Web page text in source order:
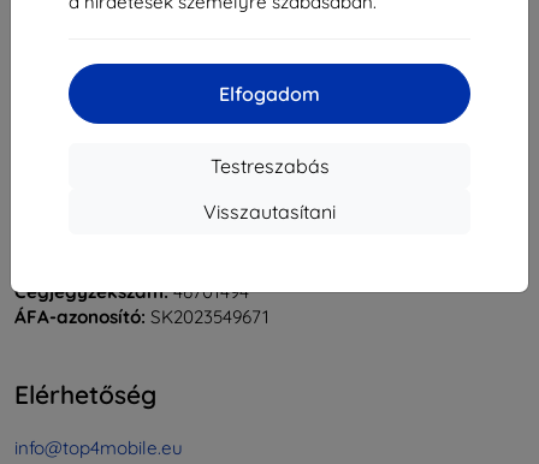
Elfogadom
Testreszabás
Visszautasítani
Rudolf Mocka utca 3750/2A
Cégjegyzékszám:46701494
ÁFA-azonosító: SK2023549671
Elérhetőség
info@top4mobile.eu